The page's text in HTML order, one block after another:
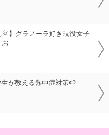
🌞】グラノーラ好き現役女子
...
が教える熱中症対策🍉